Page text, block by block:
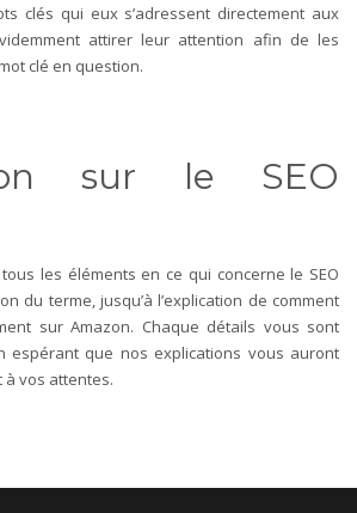
clés qui eux s’adressent directement aux
attirer leur attention afin de les
clé en question.
sur le SEO
les éléments en ce qui concerne le SEO
du terme, jusqu’à l’explication de comment
sur Amazon. Chaque détails vous sont
espérant que nos explications vous auront
vos attentes.